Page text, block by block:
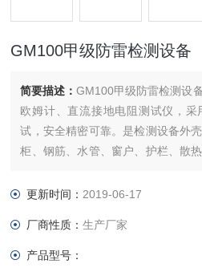
GM100甲级防雷检测设备
简要描述：GM100甲级防雷检测设
欧姆计、直流接地电阻测试仪，采
试，安全精密可靠。是检测设备外
柜、钢筋、水管、窗户、护栏、散
更新时间： 2019-06-17
厂商性质：生产厂家
产品型号：